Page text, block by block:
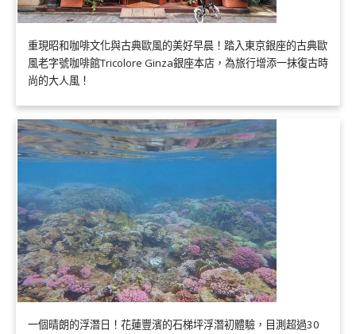
重現昭和咖啡文化與古典歐風的美好早晨！踏入東京銀座的古典歐
風老字號咖啡館Tricolore Ginza銀座本店，為旅行增添一抹復古時
尚的大人風！
一個晴朗的浮潛日！花蓮豐濱的石梯坪浮潛初體驗，目測超過30